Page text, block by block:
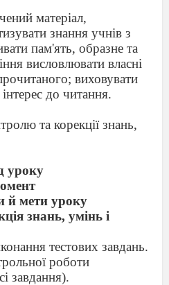
матеріал,
знання учнів з
пам'ять, образне та
висловлювати власні
виховувати
до читання.
та корекції знань,
уроку
й мети уроку
знань, умінь і
тестових завдань.
роботи
завдання).